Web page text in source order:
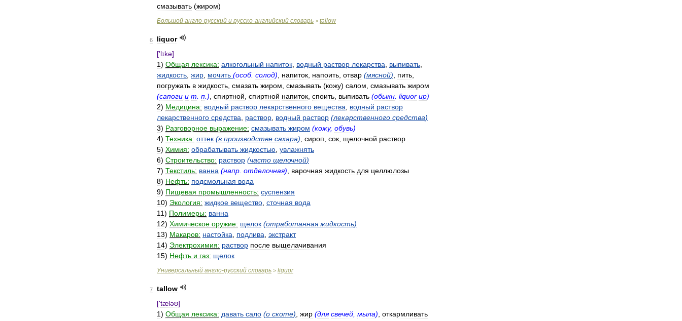
смазывать (жиром)
Большой англо-русский и русско-английский словарь > tallow
6
liquor
['lɪkə]
1) Общая лексика: алкогольный напиток водный раствор лекарства выпивать
жидкость жир мочить (особ. солод) напиток напоить отвар (мясной) пить
погружать в жидкость смазать жиром смазывать (кожу) салом смазывать жиром
(сапоги и т п .) спиртной спиртной напиток споить выпивать (обыкн liquor up)
2) Медицина: водный раствор лекарственного вещества водный раствор
лекарственного средства раствор водный раствор (лекарственного средства)
3) Разговорное выражение: смазывать жиром (кожу, обувь)
4) Техника: оттек (в производстве сахара) сироп сок щелочной раствор
5) Химия: обрабатывать жидкостью увлажнять
6) Строительство: раствор (часто щелочной)
7) Текстиль: ванна (напр отделочная) варочная жидкость для целлюлозы
8) Нефть: подсмольная вода
9) Пищевая промышленность: суспензия
10) Экология: жидкое вещество сточная вода
11) Полимеры: ванна
12) Химическое оружие: щелок (отработанная жидкость)
13) Макаров: настойка подлива экстракт
14) Электрохимия: раствор после выщелачивания
15) Нефть и газ: щелок
Универсальный англо-русский словарь > liquor
7
tallow
['tæləʊ]
1) Общая лексика: давать сало (о скоте) жир (для свечей мыла) откармливать